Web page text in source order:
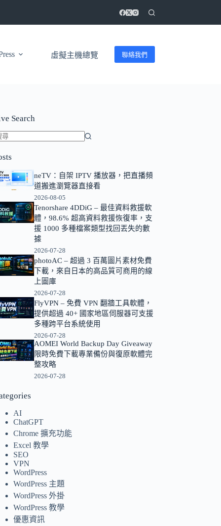
虛擬主機總覽 聯絡我們
Search
neTV：自架 IPTV 播放器，把直播頻
道搬進瀏覽器直接看
2026-08-05
Tenorshare 4DDiG – 最佳資料救援軟
體，98.6% 超高資料救援恢復率，支
援 1000 多種檔案類型找回丟失的數
據
2026-07-28
photoAC – 超過 3 百萬圖片素材免費
下載，來自日本的高品質可商用的線
上圖庫
2026-07-28
FlyVPN – 免費 VPN 翻牆工具軟體，
提供超過 40+ 國家地區伺服器可支援
多種跨平台系統使用
2026-07-28
AOMEI World Backup Day Giveaway
限時免費下載專業備份與復原軟體完
整攻略
2026-07-28
AI
ChatGPT
Chrome 擴充功能
Excel 教學
SEO
VPN
WordPress
WordPress 主題
WordPress 外掛
WordPress 教學
優惠資訊